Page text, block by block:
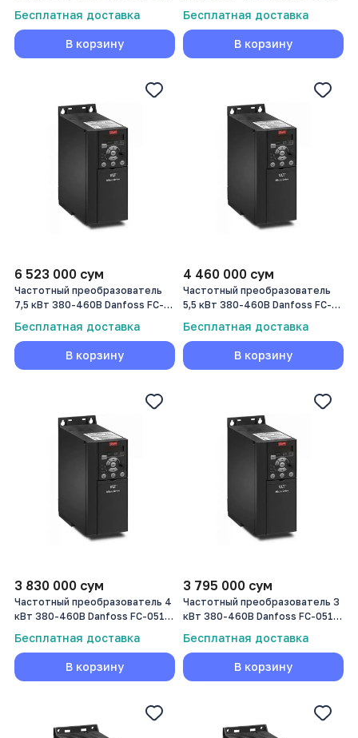
Бесплатная доставка
В корзину
Бесплатная доставка
В корзину
6 523 000сум
Частотный преобразователь
7,5 кВт 380-460В Danfoss FC-
Бесплатная доставка
В корзину
4 460 000 сум
Частотный преобразователь
5,5 кВт 380-460В Danfoss FC-
Бесплатная доставка
В корзину
3 830 000сум
Частотный преобразователь 4
кВт 380-460В Danfoss FC-051
Бесплатная доставка
В корзину
3 795 000 сум
Частотный преобразователь 3
кВт 380-460В Danfoss FC-051
Бесплатная доставка
В корзину